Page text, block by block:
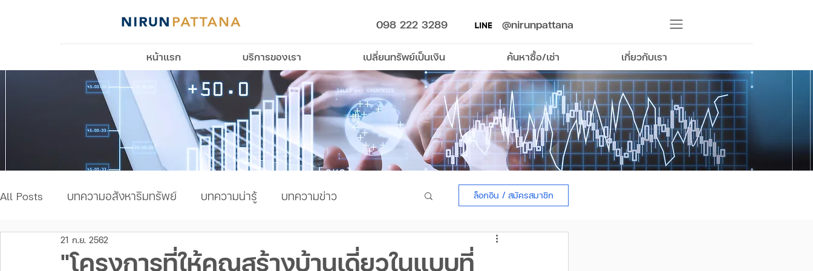
098 222 3289 @nirunpattana
หน้าแรก บริการของเรา เปลี่ยนทรัพย์เป็นเงิน ค้นหาซื้อ/เช่า เกี่ยวกับเรา
All Posts บทความอสังหาริมทรัพย์ บทความน่ารู้ บทความข่าว
บทความเรื่องบ้าน
ล็อกอิน / สมัครสมาชิก
"โครงการที่ให้คุณสร้างบ้านเดี่ยวในแบบที่
21 ก.ย. 2562